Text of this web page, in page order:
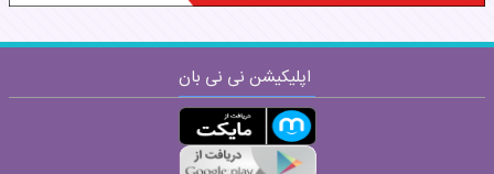
اپلیکیشن نی نی بان